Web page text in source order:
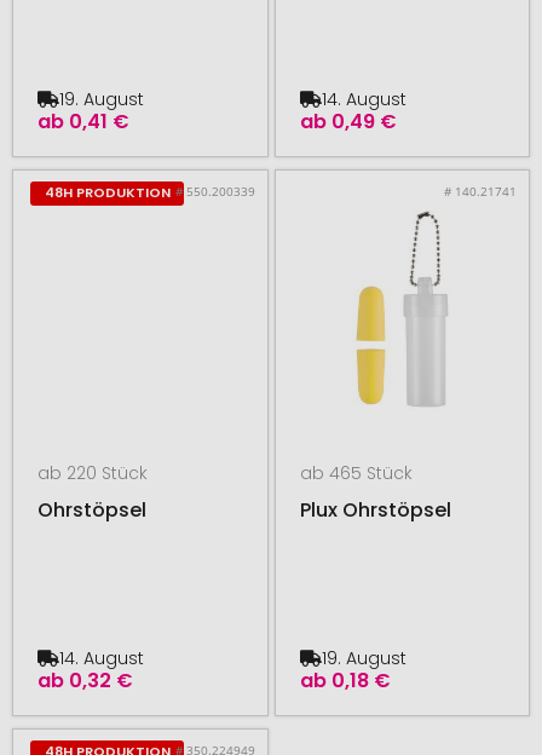
ab 0,41 €
19. August
ab 0,49 €
14. August
48H PRODUKTION # 550.200339
ab 220 Stück
Ohrstöpsel
ab 0,32 €
14. August
# 140.21741
ab 465 Stück
Plux Ohrstöpsel
ab 0,18 €
19. August
# 350.224949